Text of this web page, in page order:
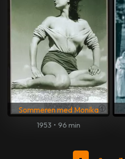
Sommeren med Monika
1953 • 96 min